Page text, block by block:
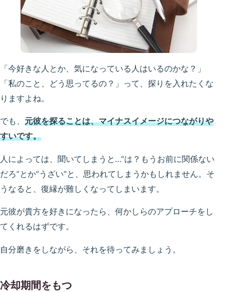
「今好きな人とか、気になっている人はいるのかな？」
「私のこと、どう思ってるの？」って、探りを入れたくな
りますよね。
でも、 元彼を探ることは、マイナスイメージにつながりや
すいです。
人によっては、聞いてしまうと…”は？もうお前に関係ない
だろ”とか”うざい”と、思われてしまうかもしれません。そ
うなると、復縁が難しくなってしまいます。
元彼が貴方を好きになったら、何かしらのアプローチをし
てくれるはずです。
自分磨きをしながら、それを待ってみましょう。
冷却期間をもつ